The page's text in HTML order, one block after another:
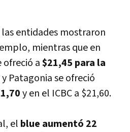
las entidades mostraron
mientras que en
ofreció a$21,45 para la
Patagonia se ofreció
y en el ICBC a $21,60.
el blue aumentó 22